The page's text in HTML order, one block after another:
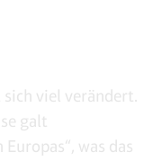
viel verändert.
galt
was das